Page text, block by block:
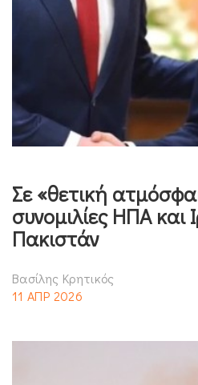
Σε «θετική
συνομιλίες ΗΠΑ και
Πακιστάν
Βασίλης Κρητικός
11 ΑΠΡ 2026